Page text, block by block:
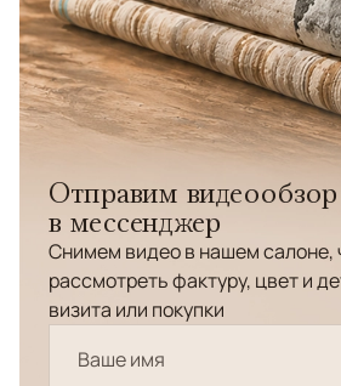
Отправим видеообзор
в мессенджер
Снимем видео в нашем салоне,
рассмотреть фактуру, цвет и
визита или покупки